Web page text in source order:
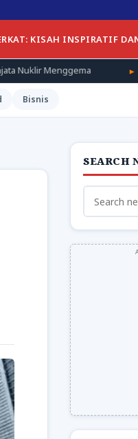
KISAH INSPIRATIF
Satgas PRR Pacu
Bisnis
SEARCH
Search
for: